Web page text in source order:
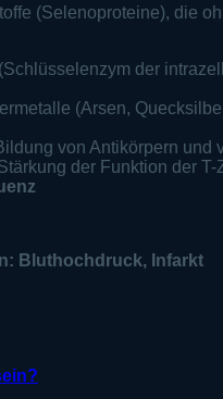
(Selenoproteine), die
der
(Arsen,
von Antikörpern
der Funktion der T-
Bluthochdruck, Infarkt